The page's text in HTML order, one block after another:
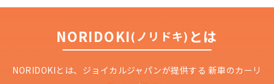
NORIDOKI(ノリドキ) とは
NORIDOKIとは、ジョイカルジャパンが提供する 新車のカーリ